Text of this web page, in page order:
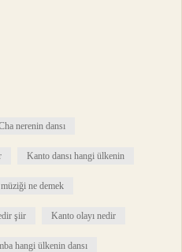
nerenin dansı
Kanto dansı hangi ülkenin
ne demek
şiir Kanto olayı nedir
hangi ülkenin dansı